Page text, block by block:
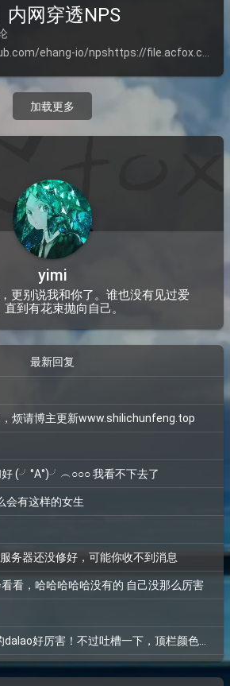
内网穿透NPS
加载更多
yimi
更别说我和你了。谁也没有见过爱
直到有花束抛向自己。
最新回复
烦请博主更新www.shilichunfeng.top
(╯°A°)╯︵○○○ 我看不下去了
会有这样的女生
务器还没修好，可能你收不到消息
看，哈哈哈哈哈没有的 自己没那么厉害
Suntiania : 哇，同岁的dalao好厉害！不过吐槽一下，顶栏颜色和背景图片融为一体了，找了半天搜索框才找到位置=。=